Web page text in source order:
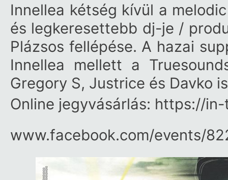
Innellea kétség kívül a
és legkeresettebb dj-je /
Plázsos fellépése. A hazai
Innellea mellett a
Gregory S, Justrice és Davko
Online jegyvásárlás: https://
www.facebook.com/​events/​